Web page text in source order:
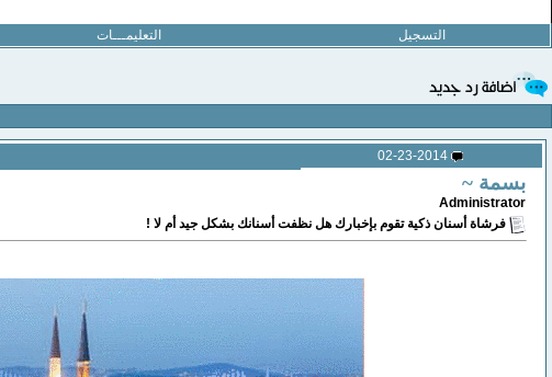
التسجيل التعليمـــات
02-23-2014
بسمة ~
Administrator
فرشاة أسنان ذكية تقوم بإخبارك هل نظفت أسنانك بشكل جيد أم لا !